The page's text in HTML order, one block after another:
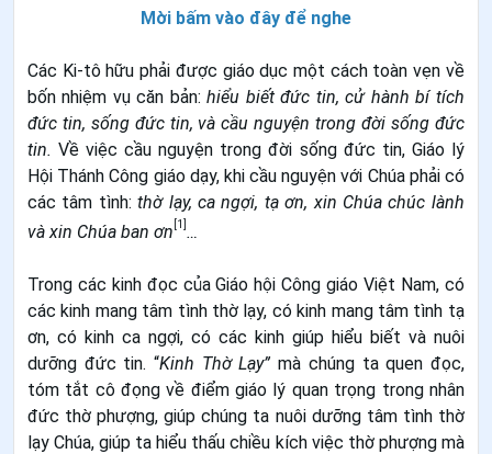
Mời bấm vào đây để nghe
Các Ki-tô hữu phải được giáo dục một cách toàn vẹn về
bốn nhiệm vụ căn bản:hiểu biết đức tin, cử hành bí tích
đức tin, sống đức tin, và cầu nguyện trong đời sống đức
tin. Về việc cầu nguyện trong đời sống đức tin, Giáo lý
Hội Thánh Công giáo dạy, khi cầu nguyện với Chúa phải có
các tâm tình:thờ lạy, ca ngợi, tạ ơn, xin Chúa chúc lành
và xin Chúa ban ơn [1] …
Trong các kinh đọc của Giáo hội Công giáo Việt Nam, có
các kinh mang tâm tình thờ lạy, có kinh mang tâm tình tạ
ơn, có kinh ca ngợi, có các kinh giúp hiểu biết và nuôi
dưỡng đức tin. “Kinh Thờ Lạy” mà chúng ta quen đọc,
tóm tắt cô đọng về điểm giáo lý quan trọng trong nhân
đức thờ phượng, giúp chúng ta nuôi dưỡng tâm tình thờ
lạy Chúa, giúp ta hiểu thấu chiều kích việc thờ phượng mà